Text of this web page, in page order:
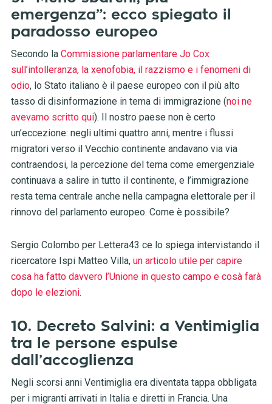
emergenza”: ecco spiegato il
paradosso europeo
Secondo laCommissione parlamentare Jo Cox
sull’intolleranza, la xenofobia, il razzismo e i fenomeni di
odio, lo Stato italiano è il paese europeo con il più alto
tasso di disinformazione in tema di immigrazione (noi ne
avevamo scritto qui). Il nostro paese non è certo
un’eccezione: negli ultimi quattro anni, mentre i flussi
migratori verso il Vecchio continente andavano via via
contraendosi, la percezione del tema come emergenziale
continuava a salire in tutto il continente, e l’immigrazione
resta tema centrale anche nella campagna elettorale per il
rinnovo del parlamento europeo. Come è possibile?
Sergio Colombo per Lettera43 ce lo spiega intervistando il
ricercatore Ispi Matteo Villa, un articolo utile per capire
cosa ha fatto davvero l’Unione in questo campo e cosà farà
dopo le elezioni.
10. Decreto Salvini: a Ventimiglia
tra le persone espulse
dall’accoglienza
Negli scorsi anni Ventimiglia era diventata tappa obbligata
per i migranti arrivati in Italia e diretti in Francia. Una